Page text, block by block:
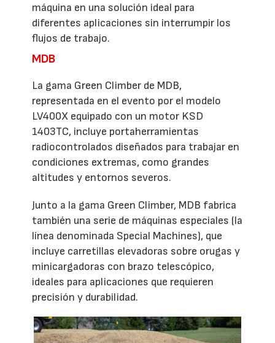
máquina en una solución ideal para
diferentes aplicaciones sin interrumpir los
flujos de trabajo.
MDB
La gama Green Climber de MDB,
representada en el evento por el modelo
LV400X equipado con un motor KSD
1403TC, incluye portaherramientas
radiocontrolados diseñados para trabajar en
condiciones extremas, como grandes
altitudes y entornos severos.
Junto a la gama Green Climber, MDB fabrica
también una serie de máquinas especiales (la
línea denominada Special Machines), que
incluye carretillas elevadoras sobre orugas y
minicargadoras con brazo telescópico,
ideales para aplicaciones que requieren
precisión y durabilidad.